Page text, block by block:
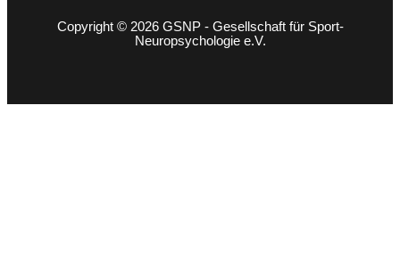
Copyright © 2026 GSNP - Gesellschaft für Sport-
Neuropsychologie e.V.